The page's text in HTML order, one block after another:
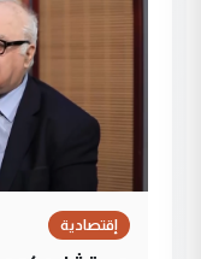
إقتصادية